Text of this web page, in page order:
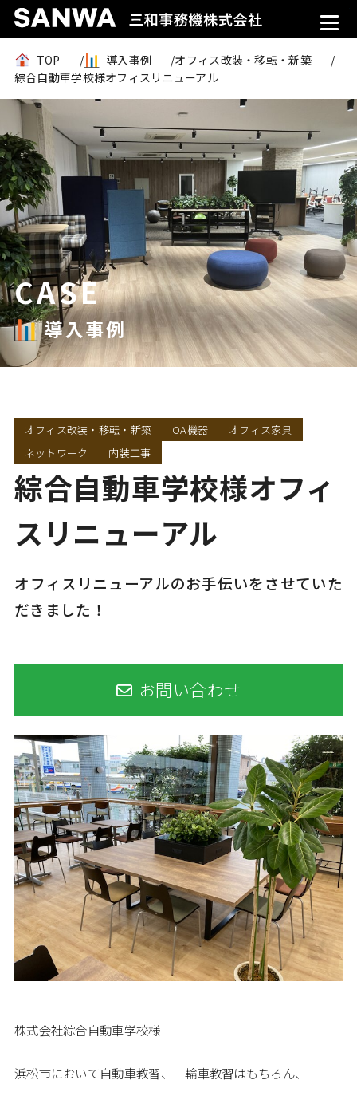
TOP 導入事例
オフィス改装・移転・新築
綜合自動車学校様オフィスリニューアル
CASE
導入事例
オフィス改装・移転・新築 OA機器
オフィス家具
ネットワーク
内装工事
綜合自動車学校様オフィ
スリニューアル
オフィスリニューアルのお手伝いをさせていた
だきました！
お問い合わせ
株式会社綜合自動車学校様
浜松市において自動車教習、二輪車教習はもちろん、